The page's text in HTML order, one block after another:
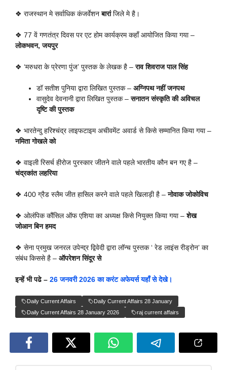
❖ राजस्थान मे सर्वाधिक कंजर्वेशनबारांजिले मे है।
❖ 77 वें गणतंत्र दिवस पर एट होम कार्यक्रम कहाँ आयोजित किया गया –
लोकभवन, जयपुर
❖ ‘मरुधरा के प्रेरणा पुंज’ पुस्तक के लेखक है –राव शिवराज पाल सिंह
डॉ सतीश पुनिया द्वारा लिखित पुस्तक – अग्निपथ नहीं जनपथ
वासुदेव देवनानी द्वारा लिखित पुस्तक –सनातन संस्कृति की अविचल
दृष्टि की पुस्तक
❖ भारतेन्दु हरिश्चंद्र लाइफटाइम अचीवमेंट अवार्ड से किसे सम्मानित किया गया –
नमिता गोखले को
❖ वाइली रिसर्च हीरोज पुरस्कार जीतने वाले पहले भारतीय कौन बन गए है –
चंद्रकांत लहरिया
❖ 400 ग्रैड स्लैम जीत हासिल करने वाले पहले खिलाड़ी है –नोवाक जोकोविच
❖ ओलंपिक कौंसिल ऑफ एशिया का अध्यक्ष किसे नियुक्त किया गया –शेख
जोआन बिन हमद
❖ सेना प्रमुख जनरल उपेन्द्र द्विवेदी द्वारा लॉन्च पुस्तक ‘ रेड लाइंस रीड्रोन’ का
संबंध किससे है – ऑपरेशन सिंदूर से
इन्हें भी पढे – 26 जनवरी 2026 का करंट अफेयर्स यहाँ से देखे।
Daily Current Affairs
Daily Current Affairs 28 January
Daily Current Affairs 28 January 2026
raj current affairs